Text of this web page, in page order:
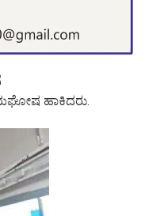
ಹಾಕಿದರು.